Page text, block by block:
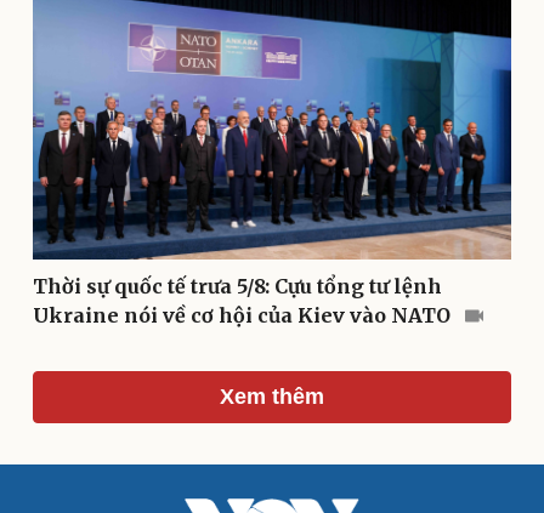
Tư vấn
Săn Tour
check-in
Podcast
Câu chuyện thời sự
Đọc truyện đêm khuya
Cửa sổ tình yêu
Kể chuyện cho bé
Hạt giống tâm hồn
Thời sự quốc tế trưa 5/8: Cựu tổng tư lệnh
Ukraine nói về cơ hội của Kiev vào NATO
Xem thêm